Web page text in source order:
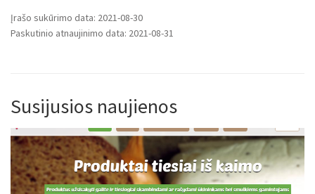
Įrašo sukūrimo data: 2021-08-30
Paskutinio atnaujinimo data: 2021-08-31
Susijusios naujienos